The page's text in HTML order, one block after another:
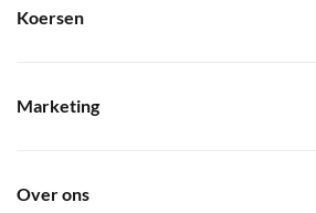
Koersen
Marketing
Over ons